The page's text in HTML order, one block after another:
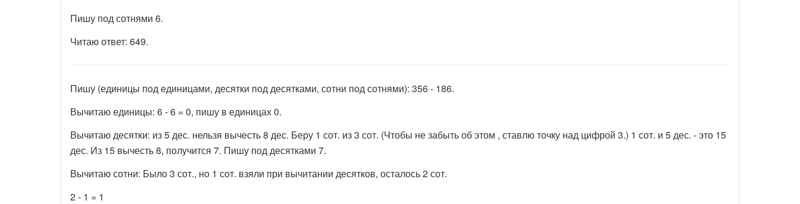
Пишу под сотнями 6.
Читаю ответ: 649.
Пишу (единицы под единицами, десятки под десятками, сотни под сотнями): 356 - 186.
Вычитаю единицы: 6 - 6 = 0, пишу в единицах 0.
Вычитаю десятки: из 5 дес. нельзя вычесть 8 дес. Беру 1 сот. из 3 сот. (Чтобы не забыть об этом , ставлю точку над цифрой 3.) 1 сот. и 5 дес. - это 15
дес. Из 15 вычесть 8, получится 7. Пишу под десятками 7.
Вычитаю сотни: Было 3 сот., но 1 сот. взяли при вычитании десятков, осталось 2 сот.
2 - 1 = 1